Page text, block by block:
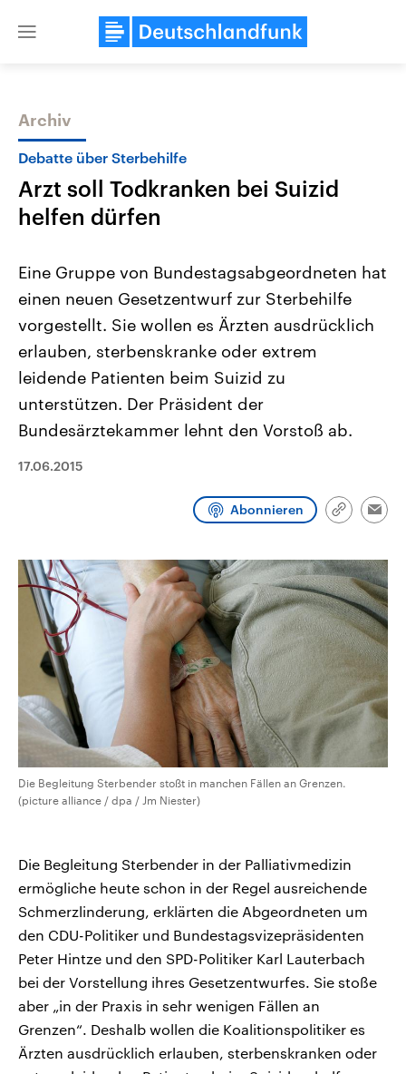
Close
Themen
Landtagswahl Sachsen-Anhalt
2026
Alle Informationen
Sachsen-Anhalt wählt am 6.
September 2026 einen neuen
Landtag. Seit 2021 wird das
Bundesland von einer Koalition aus
Umfragen, Prognosen,
und Hintergründe zu den Parteien
und Kandidaten der anstehenden
Aktuelle Beiträge,
Hintergründe
Wirtschaftlich und
gehören die Vereinigten
den mächtigsten Ländern
mit großem Einfluss auf
Sendungen
Archiv
Debatte über Sterbehilfe
Arzt soll Todkranken bei Suizid
helfen dürfen
Eine Gruppe von Bundestagsabgeordneten hat
einen neuen Gesetzentwurf zur Sterbehilfe
vorgestellt. Sie wollen es Ärzten ausdrücklich
erlauben, sterbenskranke oder extrem
leidende Patienten beim Suizid zu
unterstützen. Der Präsident der
Bundesärztekammer lehnt den Vorstoß ab.
17.06.2015
Abonnieren
Link
Die Begleitung Sterbender stoßt in manchen Fällen an Grenzen.
(picture alliance / dpa / Jm Niester)
Die Begleitung Sterbender in der Palliativmedizin
ermögliche heute schon in der Regel ausreichende
Schmerzlinderung, erklärten die Abgeordneten um
den CDU-Politiker und Bundestagsvizepräsidenten
Peter Hintze und den SPD-Politiker Karl Lauterbach
bei der Vorstellung ihres Gesetzentwurfes. Sie stoße
aber „in der Praxis in sehr wenigen Fällen an
Grenzen“. Deshalb wollen die Koalitionspolitiker es
Ärzten ausdrücklich erlauben, sterbenskranken oder